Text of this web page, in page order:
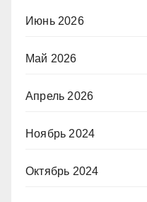
Июнь 2026
Май 2026
Апрель 2026
Ноябрь 2024
Октябрь 2024